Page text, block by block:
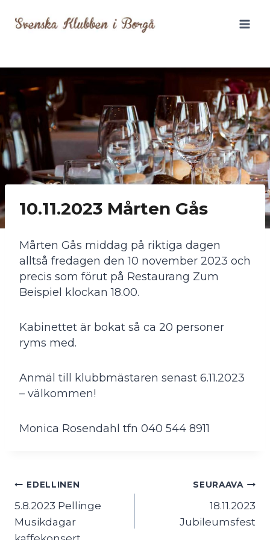
sisältöön
10.11.2023 Mårten Gås
Mårten Gås middag på riktiga dagen
alltså fredagen den 10 november 2023 och
precis som förut på Restaurang Zum
Beispiel klockan 18.00.
Kabinettet är bokat så ca 20 personer
ryms med.
Anmäl till klubbmästaren senast 6.11.2023
– välkommen!
Monica Rosendahl tfn 040 544 8911
Artikkelien
selaus
EDELLINEN
5.8.2023 Pellinge
Musikdagar
SEURAAVA
18.11.2023
Jubileumsfest